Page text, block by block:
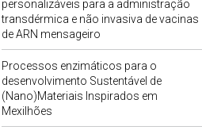
personalizáveis para a administração
transdérmica e não invasiva de vacinas
de ARN mensageiro
Processos enzimáticos para o
desenvolvimento Sustentável de
(Nano)Materiais Inspirados em
Mexilhões